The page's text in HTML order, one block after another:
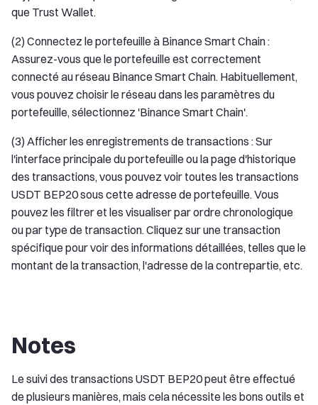
que Trust Wallet.
(2) Connectez le portefeuille à Binance Smart Chain :
Assurez-vous que le portefeuille est correctement
connecté au réseau Binance Smart Chain. Habituellement,
vous pouvez choisir le réseau dans les paramètres du
portefeuille, sélectionnez 'Binance Smart Chain'.
(3) Afficher les enregistrements de transactions : Sur
l'interface principale du portefeuille ou la page d'historique
des transactions, vous pouvez voir toutes les transactions
USDT BEP20 sous cette adresse de portefeuille. Vous
pouvez les filtrer et les visualiser par ordre chronologique
ou par type de transaction. Cliquez sur une transaction
spécifique pour voir des informations détaillées, telles que le
montant de la transaction, l'adresse de la contrepartie, etc.
Notes
Le suivi des transactions USDT BEP20 peut être effectué
de plusieurs manières, mais cela nécessite les bons outils et